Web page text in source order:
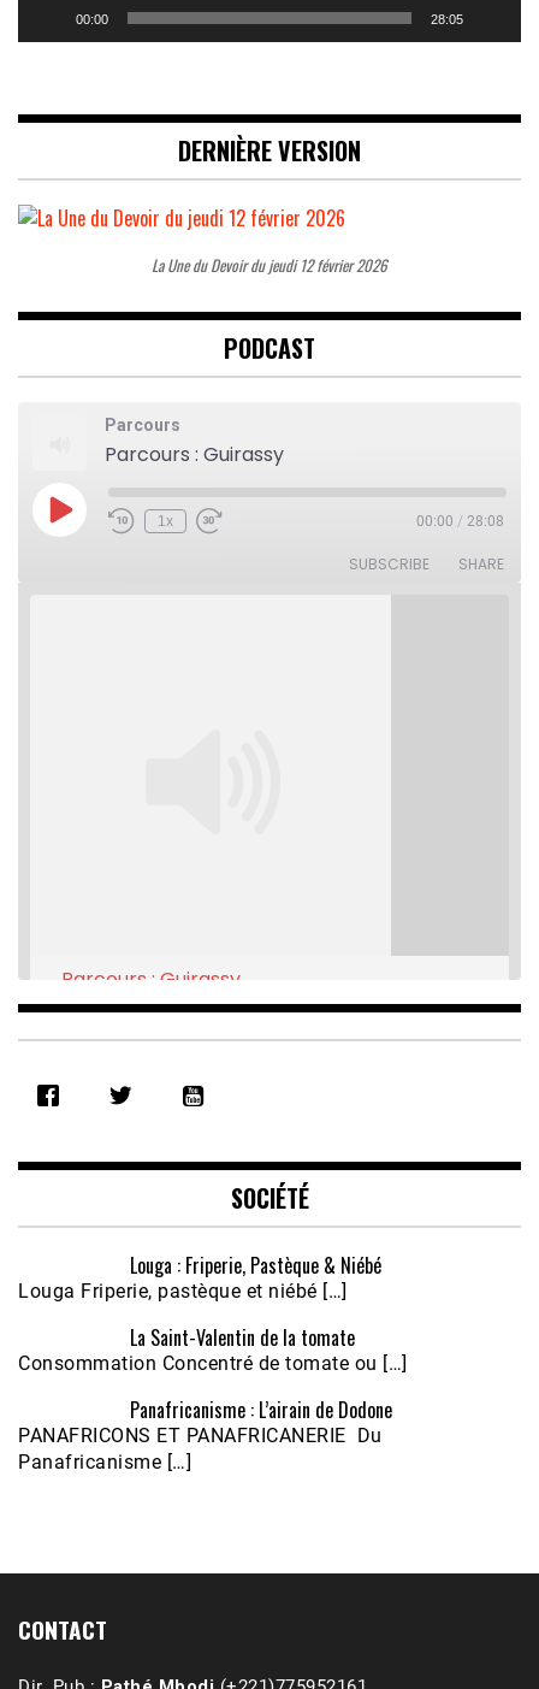
00:00 28:05
DERNIÈRE VERSION
La Une du Devoir du jeudi 12 février 2026
PODCAST
Parcours
Parcours : Guirassy
Play
Episode
Rewind
1x
Fast
00:00 / 28:08
SUBSCRIBE SHARE
RSS FEED
EMBED
Parcours : Guirassy
Feb 16, 2021 • 28:08
Écoutez le parcours de Claudiane Kapia
Nobana (Podologue)
Feb 24, 2021 • 28mn
SOCIÉTÉ
Louga : Friperie, Pastèque & Niébé
Louga Friperie, pastèque et niébé […]
La Saint-Valentin de la tomate
Consommation Concentré de tomate ou […]
Panafricanisme : L’airain de Dodone
PANAFRICONS ET PANAFRICANERIE Du
Panafricanisme […]
CONTACT